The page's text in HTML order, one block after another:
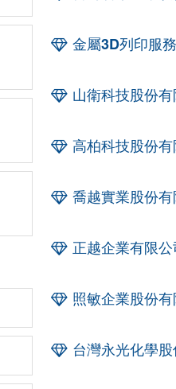
金屬3D列印服
山衛科技股份有
高柏科技股份有
喬越實業股份有
正越企業有限公
照敏企業股份有
台灣永光化學